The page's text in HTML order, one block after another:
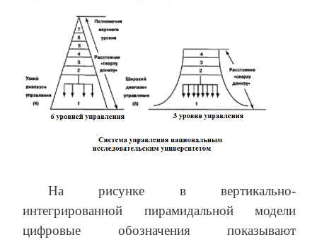
На рисунке в вертикально-
интегрированной пирамидальной модели
цифровые обозначения показывают